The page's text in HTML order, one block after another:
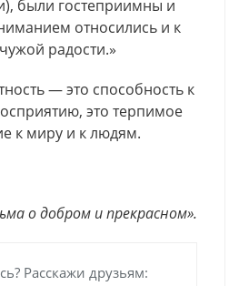
были гостеприимны и
относились и к
радости.»
— это способность к
это терпимое
к миру и к людям.
о добром и прекрасном».
Расскажи друзьям: